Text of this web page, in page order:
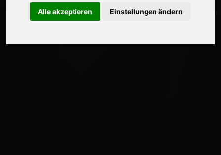
Alle akzeptieren Einstellungen ändern